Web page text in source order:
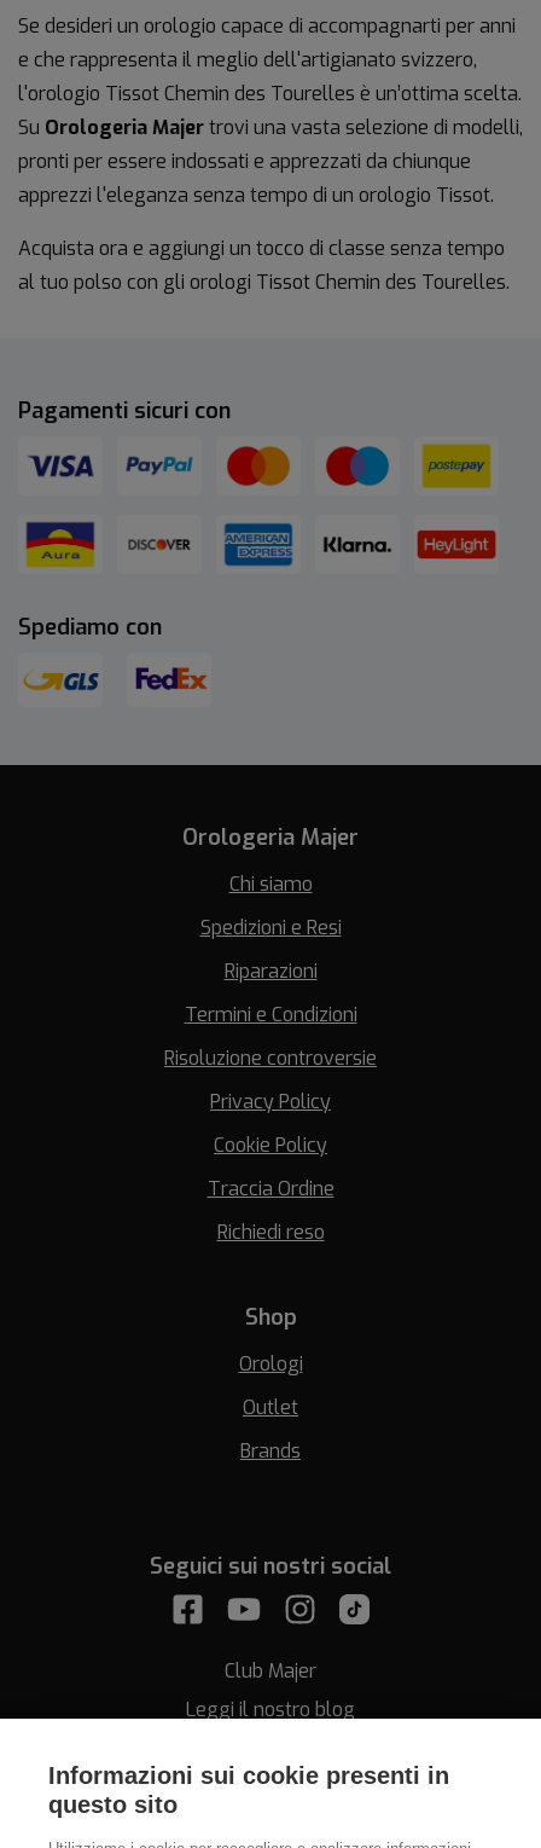
Informazioni sui cookie presenti in
questo sito
Se desideri un orologio capace di accompagnarti per anni
e che rappresenta il meglio dell'artigianato svizzero,
l'orologio Tissot Chemin des Tourelles è un’ottima scelta.
Su Orologeria Majertrovi una vasta selezione di modelli,
pronti per essere indossati e apprezzati da chiunque
apprezzi l'eleganza senza tempo di un orologio Tissot.
Acquista ora e aggiungi un tocco di classe senza tempo
al tuo polso con gli orologi Tissot Chemin des Tourelles.
Pagamenti sicuri con
Spediamo con
Orologeria Majer
Chi siamo
Spedizioni e Resi
Riparazioni
Termini e Condizioni
Risoluzione controversie
Privacy Policy
Cookie Policy
Traccia Ordine
Richiedi reso
Shop
Orologi
Outlet
Brands
Seguici sui nostri social
Club Majer
Leggi il nostro blog